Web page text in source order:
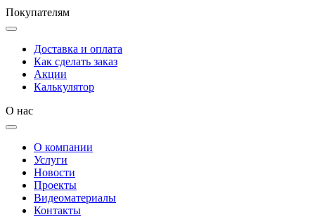
Покупателям
Доставка и оплата
Как сделать заказ
Акции
Калькулятор
О нас
О компании
Услуги
Новости
Проекты
Видеоматериалы
Контакты